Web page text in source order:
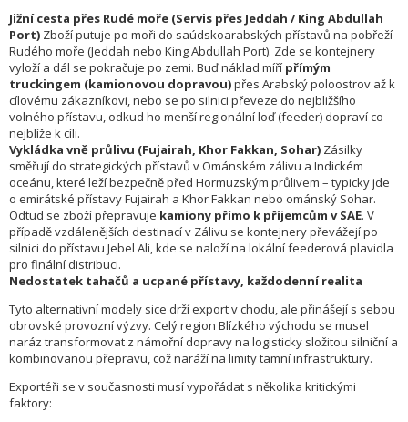
Jižní cesta přes Rudé moře (Servis přes Jeddah / King Abdullah
Port) Zboží putuje po moři do saúdskoarabských přístavů na pobřeží
Rudého moře (Jeddah nebo King Abdullah Port). Zde se kontejnery
vyloží a dál se pokračuje po zemi. Buď náklad míří přímým
truckingem (kamionovou dopravou)přes Arabský poloostrov až k
cílovému zákazníkovi, nebo se po silnici převeze do nejbližšího
volného přístavu, odkud ho menší regionální loď (feeder) dopraví co
nejblíže k cíli.
Vykládka vně průlivu (Fujairah, Khor Fakkan, Sohar) Zásilky
směřují do strategických přístavů v Ománském zálivu a Indickém
oceánu, které leží bezpečně před Hormuzským průlivem – typicky jde
o emirátské přístavy Fujairah a Khor Fakkan nebo ománský Sohar.
Odtud se zboží přepravuje kamiony přímo k příjemcům v SAE. V
případě vzdálenějších destinací v Zálivu se kontejnery převážejí po
silnici do přístavu Jebel Ali, kde se naloží na lokální feederová plavidla
pro finální distribuci.
Nedostatek tahačů a ucpané přístavy, každodenní realita
Tyto alternativní modely sice drží export v chodu, ale přinášejí s sebou
obrovské provozní výzvy. Celý region Blízkého východu se musel
naráz transformovat z námořní dopravy na logisticky složitou silniční a
kombinovanou přepravu, což naráží na limity tamní infrastruktury.
Exportéři se v současnosti musí vypořádat s několika kritickými
faktory: